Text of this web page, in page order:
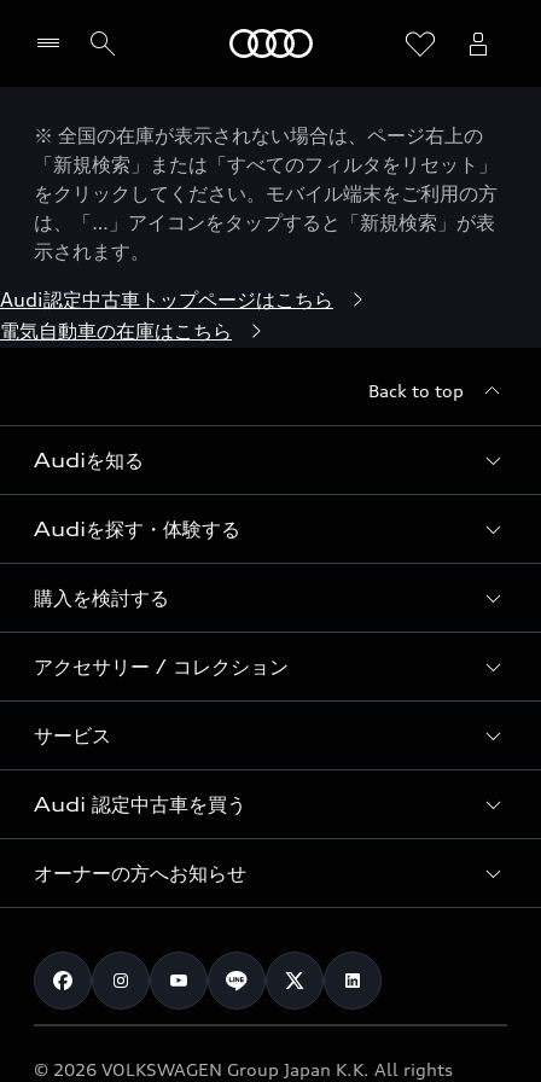
※ 全国の在庫が表示されない場合は、ページ右上の
「新規検索」または「すべてのフィルタをリセット」
をクリックしてください。モバイル端末をご利用の方
は、「…」アイコンをタップすると「新規検索」が表
示されます。
Audi認定中古車トップページはこちら
電気自動車の在庫はこちら
Back to top
Audiを知る
Audi ブランド
Story of Progress
Audi Sport
Formula 1®
デジタルサービス
Audiを探す・体験する
ディーラー検索
新車在庫検索
試乗車・展示車検索
見積り依頼
試乗予約
購入を検討する
モデル一覧
特別仕様モデル / 限定モデル
e-tronラインアップ
価格シミュレーション
車両比較
カタログ一覧
アクセサリー / コレクション
純正アクセサリー
オンラインショップ
Audi collection
アウディナビアプリ
サービス
サービス入庫予約
サービスプログラム
メンテナンス
車検 / 定期点検
e-tronアフターサポート
Audi 認定中古車を買う
Audi認定中古車
クオリティ
保証
メンテナンス
オーナーの方へお知らせ
お知らせ
オーナー様向けキャンペーン
© 2026 VOLKSWAGEN Group Japan K.K. All rights